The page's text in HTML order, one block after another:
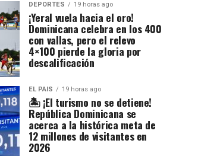
DEPORTES 19 horas ago
¡Yeral vuela hacia el oro!
Dominicana celebra en los 400
con vallas, pero el relevo
4×100 pierde la gloria por
descalificación
EL PAIS 19 horas ago
🏝️ ¡El turismo no se detiene!
República Dominicana se
acerca a la histórica meta de
12 millones de visitantes en
2026